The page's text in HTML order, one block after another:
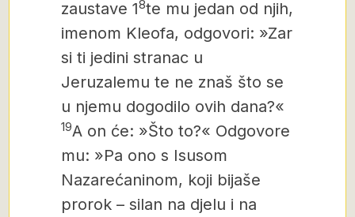
zaustave 18te mu jedan od njih,
imenom Kleofa, odgovori: »Zar
si ti jedini stranac u
Jeruzalemu te ne znaš što se
u njemu dogodilo ovih dana?«
19A on će: »Što to?« Odgovore
mu: »Pa ono s Isusom
Nazarećaninom, koji bijaše
prorok – silan na djelu i na